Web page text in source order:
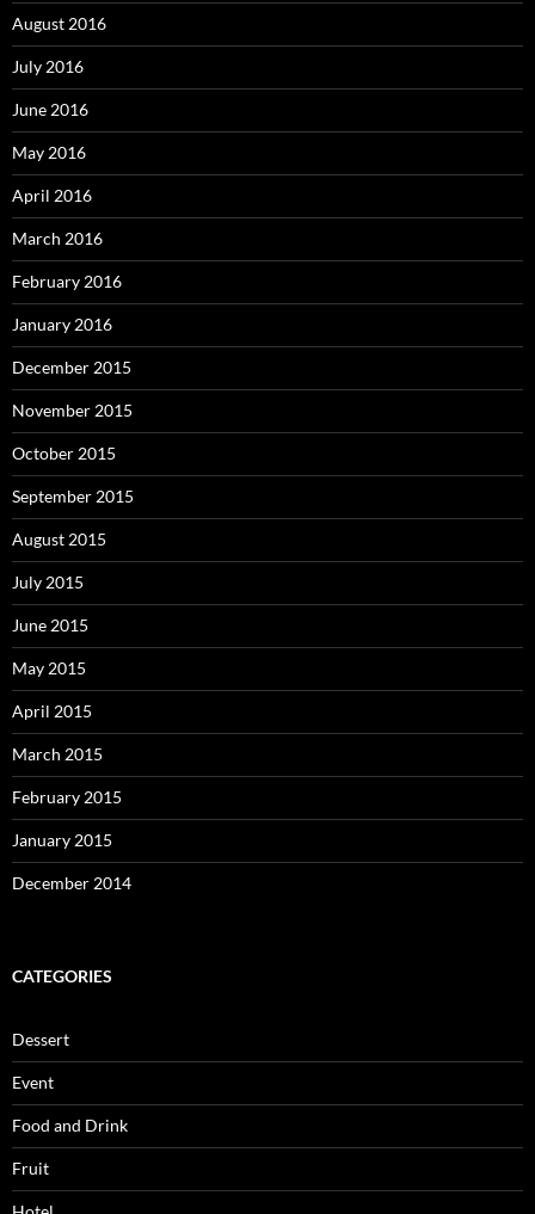
August 2016
July 2016
June 2016
May 2016
April 2016
March 2016
February 2016
January 2016
December 2015
November 2015
October 2015
September 2015
August 2015
July 2015
June 2015
May 2015
April 2015
March 2015
February 2015
January 2015
December 2014
CATEGORIES
Dessert
Event
Food and Drink
Fruit